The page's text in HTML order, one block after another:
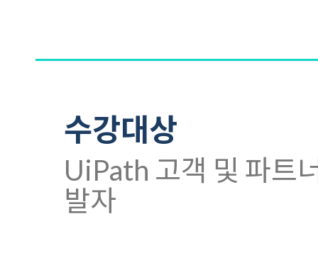
수강대상
UiPath 고객 및 파트
발자